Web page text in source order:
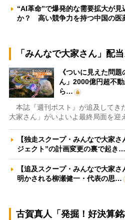
“AI革命”で爆発的な需要拡大が
か？ 高い競争力を持つ中国の
「みんなで大家さん」配
《ついに見えた問
ん」2000億円超不
ら…
本誌『週刊ポスト』が追及してき
大家さん」がいよいよ最終局面を迎
【独走スクープ・みんなで大家
ジェクト”の計画変更の裏で起き…
【追及スクープ・みんなで大家
明かされる柳瀬健一・代表の思…
古賀真人「発掘！好決算銘